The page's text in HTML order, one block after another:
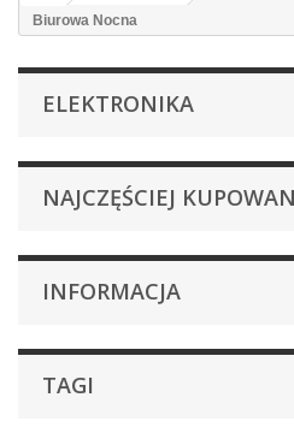
Biurowa Nocna
ELEKTRONIKA
NAJCZĘŚCIEJ
INFORMACJA
TAGI